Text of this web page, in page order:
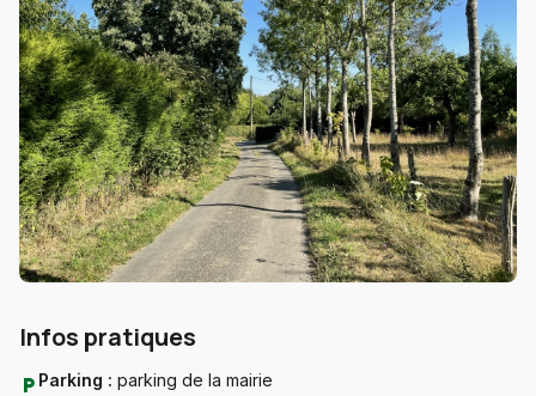
Infos pratiques
local_parking Parking : parking de la mairie